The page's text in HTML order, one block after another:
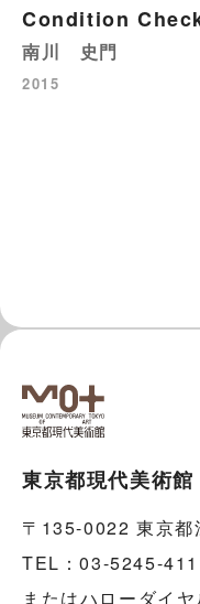
Condition
南川 史門
2015
東京都現代美術館
〒135-0022 東京都
TEL：03-5245-
またはハローダイ